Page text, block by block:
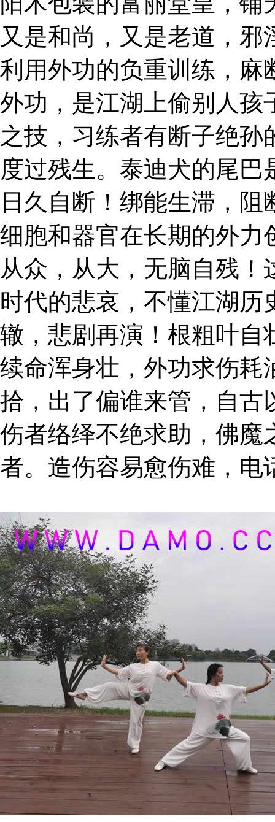
又是和尚，又是老道，
利用外功的负重训练，麻
外功，是江湖上偷别人孩
之技，习练者有断子绝
度过残生。泰迪犬的尾
日久自断！绑能生滞，
细胞和器官在长期的外力
从众，从大，无脑自残
时代的悲哀，不懂江湖
辙，悲剧再演！根粗叶自
续命浑身壮，外功求伤耗
拾，出了偏谁来管，自古
伤者络绎不绝求助，佛魔
者。造伤容易愈伤难，电